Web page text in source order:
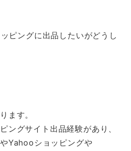
ピングに出品したいがどうし
ます。
ングサイト出品経験があり、
Yahooショッピングや